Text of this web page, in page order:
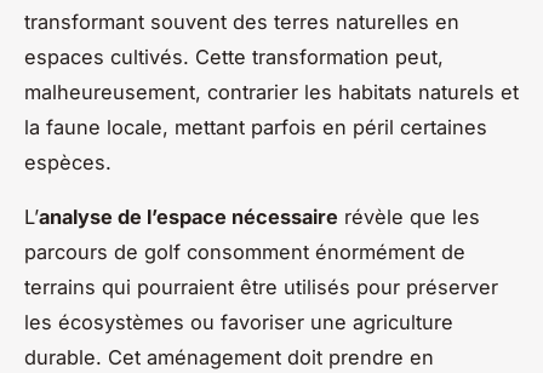
transformant souvent des terres naturelles en
espaces cultivés. Cette transformation peut,
malheureusement, contrarier les habitats naturels et
la faune locale, mettant parfois en péril certaines
espèces.
L’analyse de l’espace nécessaire révèle que les
parcours de golf consomment énormément de
terrains qui pourraient être utilisés pour préserver
les écosystèmes ou favoriser une agriculture
durable. Cet aménagement doit prendre en